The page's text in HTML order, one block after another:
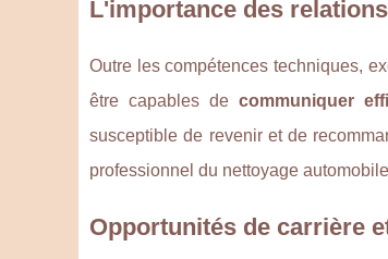
L'importance des
Outre les compétences techniques,
être capables de communiquer
susceptible de revenir et de
professionnel du nettoyage
Opportunités de carrière